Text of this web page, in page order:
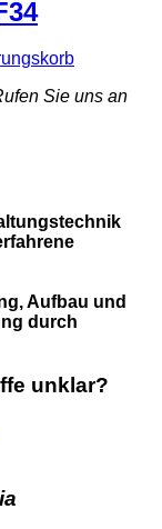
Sie uns an
Aufbau und
durch
unklar?